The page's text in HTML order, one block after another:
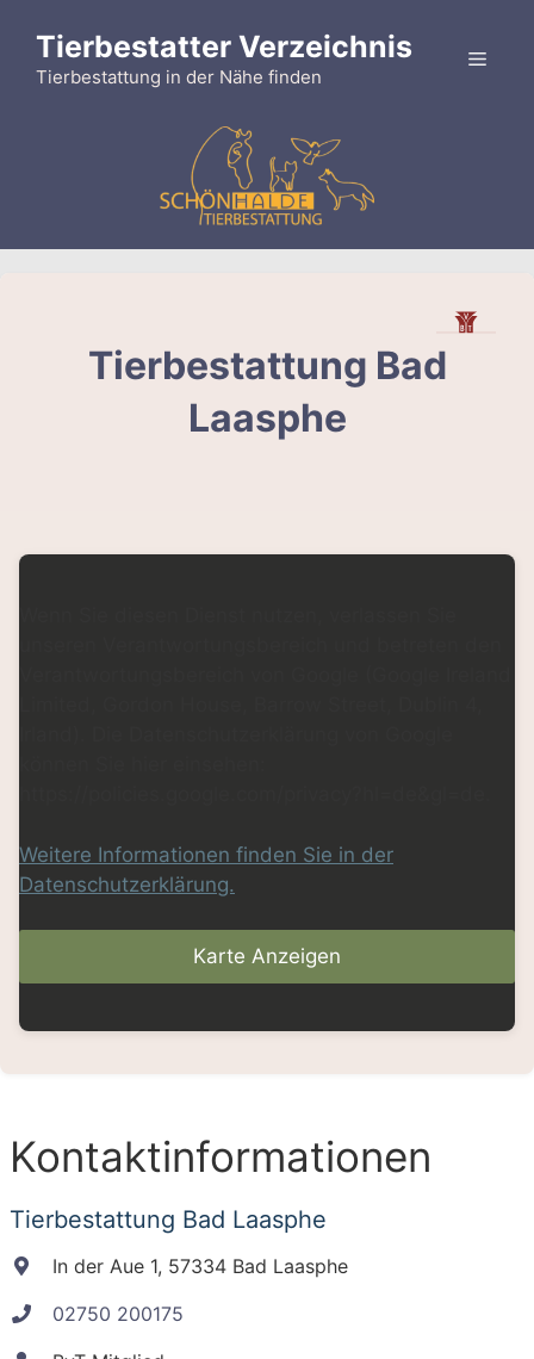
Inhalt
springen
Tierbestatter Verzeichnis
Tierbestattung in der Nähe finden
Menü
Tierbestattung Bad
Laasphe
Weitere Informationen finden Sie in der
Datenschutzerklärung.
Karte Anzeigen
Kontaktinformationen
Tierbestattung Bad Laasphe
In der Aue 1, 57334 Bad Laasphe
02750 200175